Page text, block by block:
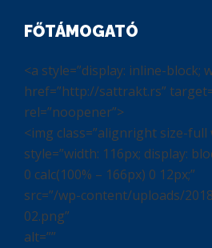
FŐTÁMOGATÓ
<a style=”display: inline-block;
href=”http://sattrakt.rs”
rel=”noopener”>
<img class=”alignright size-full
style=”width: 116px; display:
0 calc(100% – 166px) 0 12px;”
src=”/wp-content/uploads/
02.png”
alt=””